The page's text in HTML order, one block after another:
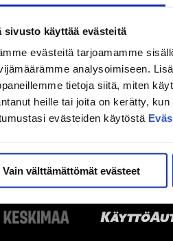
sivusto käyttää evästeitä
evästeitä tarjoamamme
analysoimiseen.
tietoja siitä, miten
heille tai joita on kerätty,
evästeiden käytöstä
Vain välttämättömät evästeet